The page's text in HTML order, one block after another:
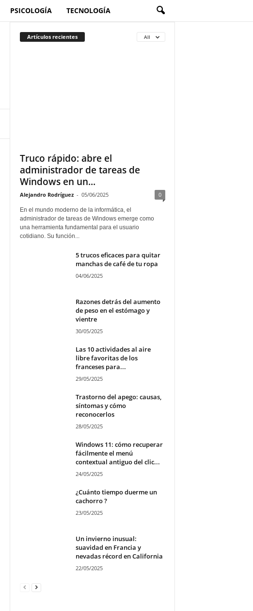
PSICOLOGÍA TECNOLOGÍA
Artículos recientes All
Truco rápido: abre el
administrador de tareas de
Windows en un...
Alejandro Rodríguez - 05/06/2025 0
En el mundo moderno de la informática, el
administrador de tareas de Windows emerge como
una herramienta fundamental para el usuario
cotidiano. Su función...
5 trucos eficaces para quitar
manchas de café de tu ropa
04/06/2025
Razones detrás del aumento
de peso en el estómago y
vientre
30/05/2025
Las 10 actividades al aire
libre favoritas de los
franceses para...
29/05/2025
Trastorno del apego: causas,
síntomas y cómo
reconocerlos
28/05/2025
Windows 11: cómo recuperar
fácilmente el menú
contextual antiguo del clic...
24/05/2025
¿Cuánto tiempo duerme un
cachorro ?
23/05/2025
Un invierno inusual:
suavidad en Francia y
nevadas récord en California
22/05/2025